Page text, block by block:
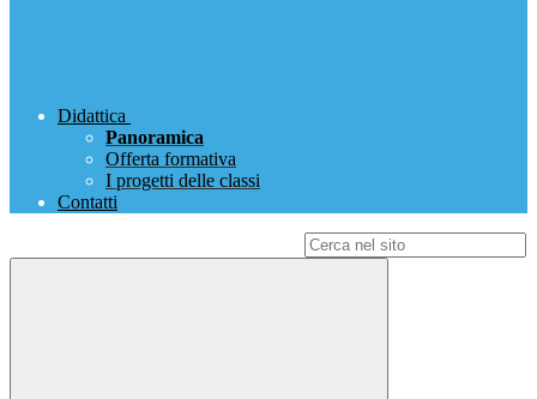
Didattica
Panoramica
Offerta formativa
I progetti delle classi
Contatti